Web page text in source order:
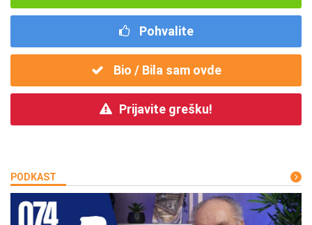
Pohvalite
Bio / Bila sam ovde
Prijavite grešku!
PODKAST